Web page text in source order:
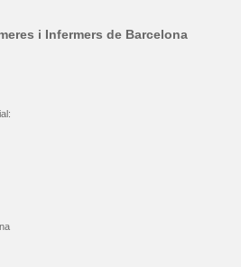
i Infermers de Barcelona